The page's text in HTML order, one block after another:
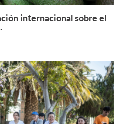
internacional sobre el